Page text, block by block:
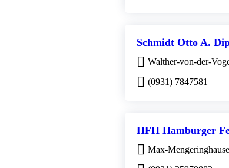
Schmidt Otto A.
Walther-von-der-
(0931) 7847581
HFH Hamburger
Max-